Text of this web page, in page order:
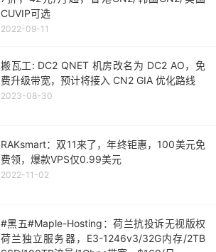
CUVIP可选
2022-09-11
搬瓦工: DC2 QNET 机房改名为 DC2 AO，免
费升级带宽，预计将接入 CN2 GIA 优化路线
2023-08-30
RAKsmart：双11来了，年终钜惠，100美元免
费领，爆款VPS仅0.99美元
2022-11-02
#黑五#Maple-Hosting：荷兰抗投诉无视版权
荷兰独立服务器，E3-1246v3/32G内存/2TB